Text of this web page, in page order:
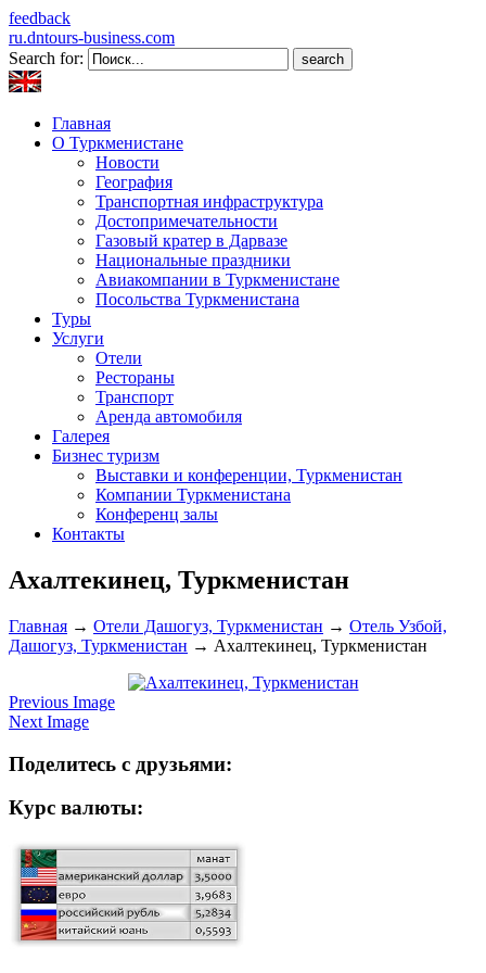
feedback
ru.dntours-business.com
Search for:
Главная
О Туркменистане
Новости
География
Транспортная инфраструктура
Достопримечательности
Газовый кратер в Дарвазе
Национальные праздники
Авиакомпании в Туркменистане
Посольства Туркменистана
Туры
Услуги
Отели
Рестораны
Транспорт
Аренда автомобиля
Галерея
Бизнес туризм
Выставки и конференции, Туркменистан
Компании Туркменистана
Конференц залы
Контакты
Ахалтекинец, Туркменистан
Главная → Отели Дашогуз, Туркменистан → Отель Узбой,
Дашогуз, Туркменистан → Ахалтекинец, Туркменистан
Previous Image
Next Image
Поделитесь с друзьями:
Курс валюты: